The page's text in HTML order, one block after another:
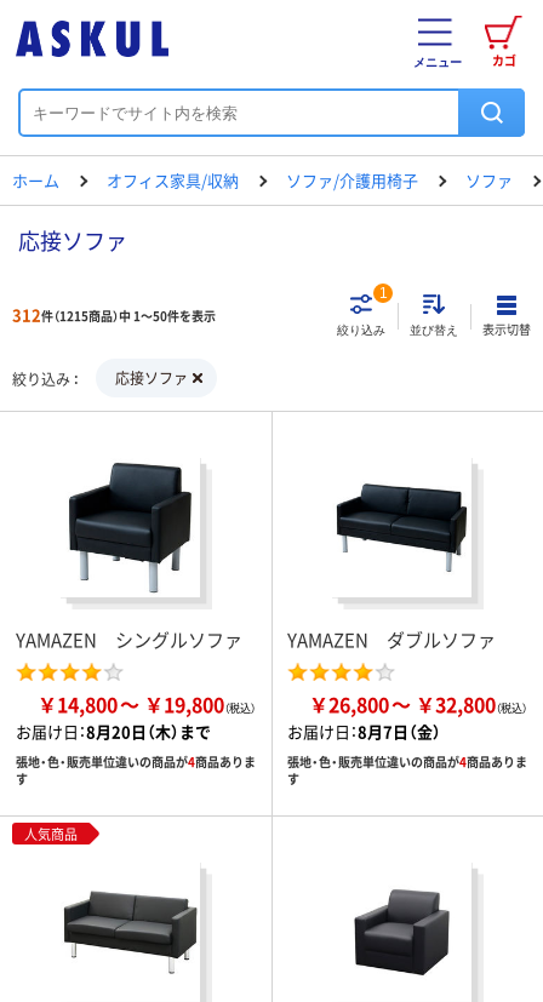
カゴ
メニュー
ホーム オフィス家具/収納 ソファ/介護用椅子 ソファ
応接ソファ
312件（1215商品）中 1～50件を表示
絞り込み
1
並び替え 表示切替
絞り込み 応接ソファ
YAMAZEN シングルソファ
￥14,800 ￥19,800
お届け日：8月20日（木）まで
張地・色・販売単位違いの商品が4商品ありま
す
YAMAZEN ダブルソファ
￥26,800 ￥32,800
お届け日：8月7日（金）
張地・色・販売単位違いの商品が4商品ありま
す
人気商品